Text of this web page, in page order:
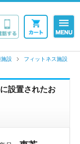
施設
フィットネス施設
に設置されたお